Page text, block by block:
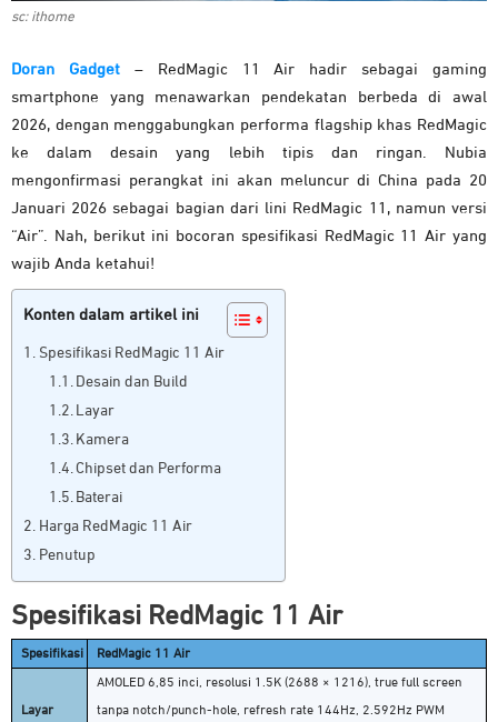
sc: ithome
Doran Gadget
– RedMagic 11 Air hadir sebagai gaming
smartphone yang menawarkan pendekatan berbeda di awal
2026, dengan menggabungkan performa flagship khas RedMagic
ke dalam desain yang lebih tipis dan ringan. Nubia
mengonfirmasi perangkat ini akan meluncur di China pada 20
Januari 2026 sebagai bagian dari lini RedMagic 11, namun versi
“Air”. Nah, berikut ini bocoran spesifikasi RedMagic 11 Air yang
wajib Anda ketahui!
Konten dalam artikel ini
Spesifikasi RedMagic 11 Air
Desain dan Build
Layar
Kamera
Chipset dan Performa
Baterai
Harga RedMagic 11 Air
Penutup
Spesifikasi RedMagic 11 Air
Spesifikasi RedMagic 11 Air
Layar
AMOLED 6,85 inci, resolusi 1.5K (2688 × 1216), true full screen
tanpa notch/punch-hole, refresh rate 144Hz, 2.592Hz PWM